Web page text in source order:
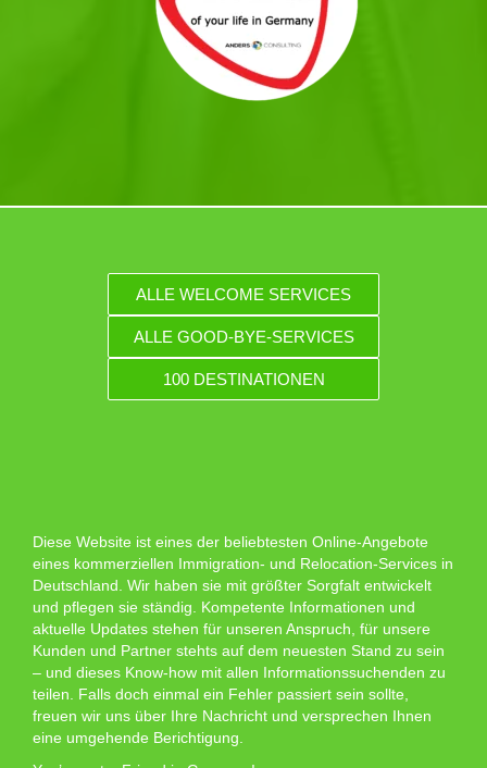
ALLE WELCOME SERVICES
ALLE GOOD-BYE-SERVICES
100 DESTINATIONEN
Diese Website ist eines der beliebtesten Online-Angebote
eines kommerziellen Immigration- und Relocation-Services in
Deutschland. Wir haben sie mit größter Sorgfalt entwickelt
und pflegen sie ständig. Kompetente Informationen und
aktuelle Updates stehen für unseren Anspruch, für unsere
Kunden und Partner stehts auf dem neuesten Stand zu sein
– und dieses Know-how mit allen Informationssuchenden zu
teilen. Falls doch einmal ein Fehler passiert sein sollte,
freuen wir uns über Ihre Nachricht und versprechen Ihnen
eine umgehende Berichtigung.